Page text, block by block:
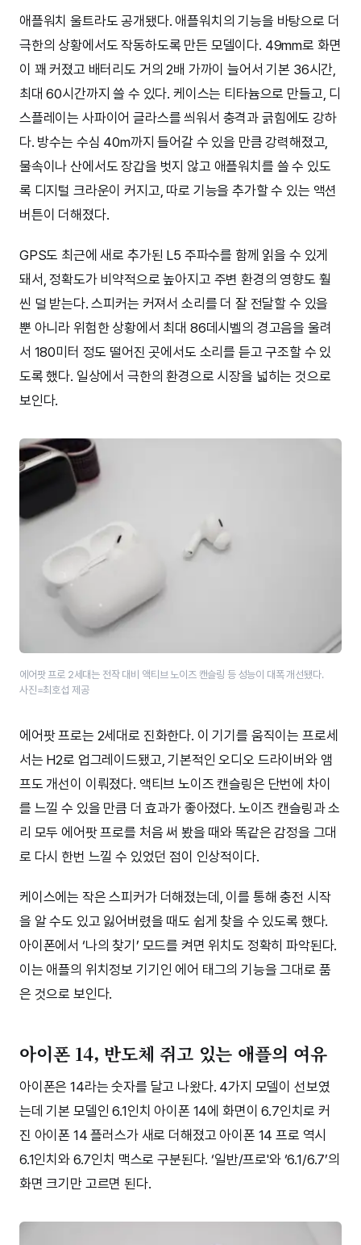
애플워치 울트라도 공개됐다. 애플워치의 기능을 바탕으로 더
극한의 상황에서도 작동하도록 만든 모델이다. 49mm로 화면
이 꽤 커졌고 배터리도 거의 2배 가까이 늘어서 기본 36시간,
최대 60시간까지 쓸 수 있다. 케이스는 티타늄으로 만들고, 디
스플레이는 사파이어 글라스를 씌워서 충격과 긁힘에도 강하
다. 방수는 수심 40m까지 들어갈 수 있을 만큼 강력해졌고,
물속이나 산에서도 장갑을 벗지 않고 애플워치를 쓸 수 있도
록 디지털 크라운이 커지고, 따로 기능을 추가할 수 있는 액션
버튼이 더해졌다.
GPS도 최근에 새로 추가된 L5 주파수를 함께 읽을 수 있게
돼서, 정확도가 비약적으로 높아지고 주변 환경의 영향도 훨
씬 덜 받는다. 스피커는 커져서 소리를 더 잘 전달할 수 있을
뿐 아니라 위험한 상황에서 최대 86데시벨의 경고음을 울려
서 180미터 정도 떨어진 곳에서도 소리를 듣고 구조할 수 있
도록 했다. 일상에서 극한의 환경으로 시장을 넓히는 것으로
보인다.
에어팟 프로 2세대는 전작 대비 액티브 노이즈 캔슬링 등 성능이 대폭 개선됐다.
사진=최호섭 제공
에어팟 프로는 2세대로 진화한다. 이 기기를 움직이는 프로세
서는 H2로 업그레이드됐고, 기본적인 오디오 드라이버와 앰
프도 개선이 이뤄졌다. 액티브 노이즈 캔슬링은 단번에 차이
를 느낄 수 있을 만큼 더 효과가 좋아졌다. 노이즈 캔슬링과 소
리 모두 에어팟 프로를 처음 써 봤을 때와 똑같은 감정을 그대
로 다시 한번 느낄 수 있었던 점이 인상적이다.
케이스에는 작은 스피커가 더해졌는데, 이를 통해 충전 시작
을 알 수도 있고 잃어버렸을 때도 쉽게 찾을 수 있도록 했다.
아이폰에서 ‘나의 찾기’ 모드를 켜면 위치도 정확히 파악된다.
이는 애플의 위치정보 기기인 에어 태그의 기능을 그대로 품
은 것으로 보인다.
아이폰 14, 반도체 쥐고 있는 애플의 여유
아이폰은 14라는 숫자를 달고 나왔다. 4가지 모델이 선보였
는데 기본 모델인 6.1인치 아이폰 14에 화면이 6.7인치로 커
진 아이폰 14 플러스가 새로 더해졌고 아이폰 14 프로 역시
6.1인치와 6.7인치 맥스로 구분된다. ‘일반/프로'와 ‘6.1/6.7’의
화면 크기만 고르면 된다.